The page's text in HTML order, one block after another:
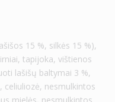
15 %, silkės 15 %),
tapijoka, vištienos
lašišų baltymai 3 %,
celiuliozė, nesmulkintos